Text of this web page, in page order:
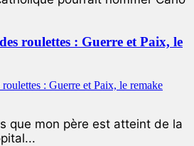
roulettes : Guerre et Paix, le
que mon père est atteint de la